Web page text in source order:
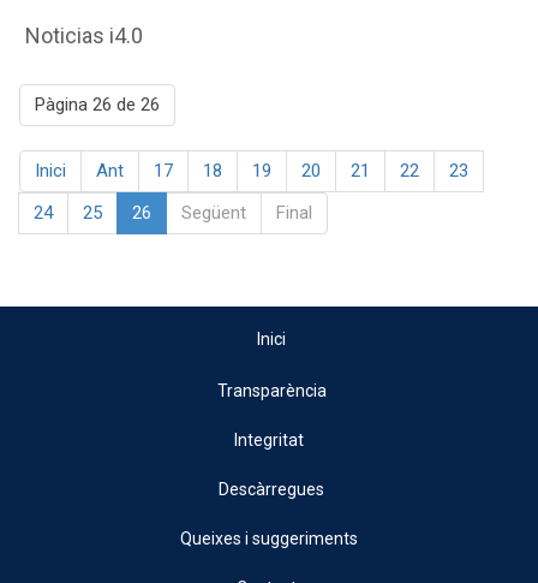
Noticias i4.0
Pàgina 26 de 26
Inici Ant 17 18 19 20 21 22
23
24
25 26 Següent Final
Inici
Transparència
Integritat
Descàrregues
Queixes i suggeriments